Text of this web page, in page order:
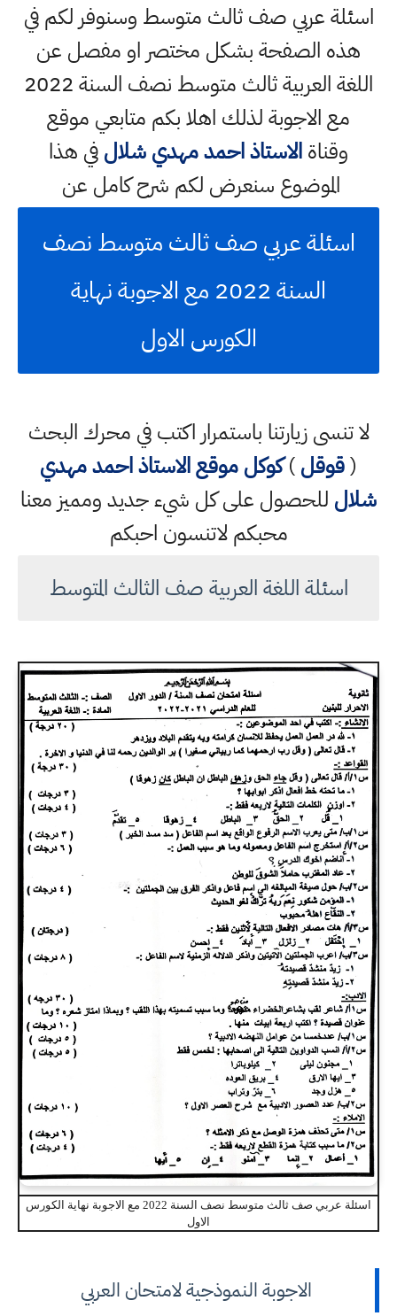
اسئلة عربي صف ثالث متوسط وسنوفر لكم في
هذه الصفحة بشكل مختصر او مفصل عن
اللغة العربية ثالث متوسط نصف السنة 2022
مع الاجوبة لذلك اهلا بكم متابعي موقع
وقناةالاستاذ احمد مهدي شلالفي هذا
الموضوع سنعرض لكم شرح كامل عن
اسئلة عربي صف ثالث متوسط نصف
السنة 2022 مع الاجوبة نهاية
الكورس الاول
لا تنسى زيارتنا باستمرار اكتب في محرك البحث
(قوقل)كوكلموقع الاستاذ احمد مهدي
شلال للحصول على كل شيء جديد ومميز معنا
محبكم لاتنسون احبكم
اسئلة اللغة العربية صف الثالث المتوسط
اسئلة عربي صف ثالث متوسط نصف السنة 2022 مع الاجوبة نهاية الكورس
الاول
الاجوبة النموذجية لامتحان العربي